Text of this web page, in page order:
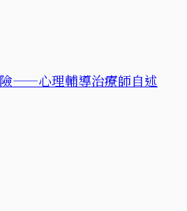
——心理輔導治療師自述